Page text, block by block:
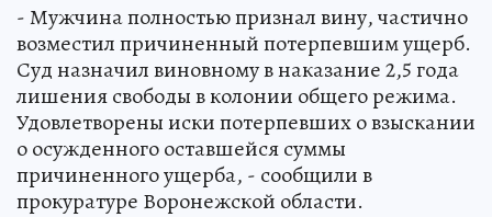
- Мужчина полностью признал вину, частично
возместил причиненный потерпевшим ущерб.
Суд назначил виновному в наказание 2,5 года
лишения свободы в колонии общего режима.
Удовлетворены иски потерпевших о взыскании
о осужденного оставшейся суммы
причиненного ущерба, - сообщили в
прокуратуре Воронежской области.